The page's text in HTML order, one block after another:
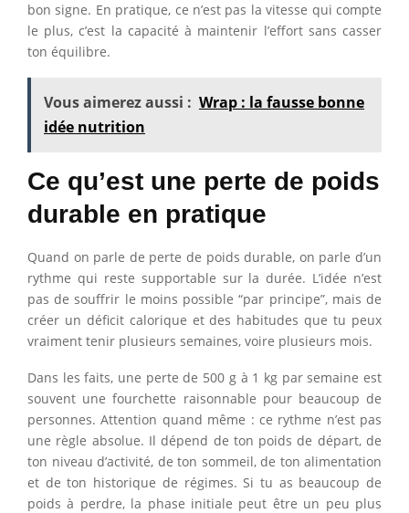
bon signe. En pratique, ce n’est pas la vitesse qui compte
le plus, c’est la capacité à maintenir l’effort sans casser
ton équilibre.
Vous aimerez aussi : Wrap : la fausse bonne
idée nutrition
Ce qu’est une perte de poids
durable en pratique
Quand on parle de perte de poids durable, on parle d’un
rythme qui reste supportable sur la durée. L’idée n’est
pas de souffrir le moins possible “par principe”, mais de
créer un déficit calorique et des habitudes que tu peux
vraiment tenir plusieurs semaines, voire plusieurs mois.
Dans les faits, une perte de 500 g à 1 kg par semaine est
souvent une fourchette raisonnable pour beaucoup de
personnes. Attention quand même : ce rythme n’est pas
une règle absolue. Il dépend de ton poids de départ, de
ton niveau d’activité, de ton sommeil, de ton alimentation
et de ton historique de régimes. Si tu as beaucoup de
poids à perdre, la phase initiale peut être un peu plus